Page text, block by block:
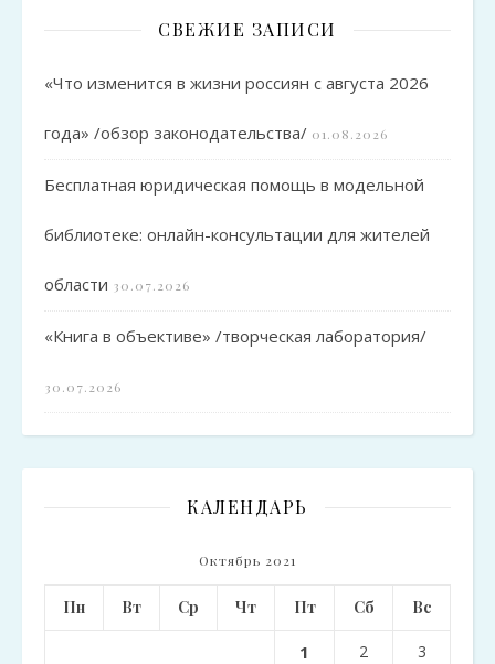
СВЕЖИЕ ЗАПИСИ
«Что изменится в жизни россиян с августа 2026
года» /обзор законодательства/ 01.08.2026
Бесплатная юридическая помощь в модельной
библиотеке: онлайн-консультации для жителей
области 30.07.2026
«Книга в объективе» /творческая лаборатория/
30.07.2026
КАЛЕНДАРЬ
Октябрь 2021
Пн Вт Ср Чт Пт Сб Вс
1 2 3